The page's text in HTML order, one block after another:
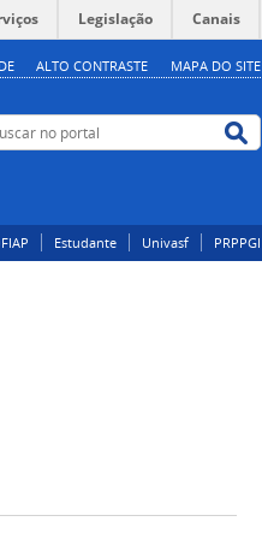
Legislação Canais
ALTO CONTRASTE MAPA DO SITE
no portal
Estudante Univasf PRPPGI